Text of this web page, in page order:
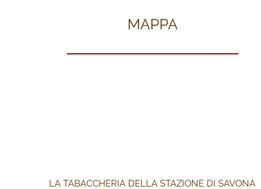
MAPPA
LA TABACCHERIA DELLA STAZIONE DI SAVONA